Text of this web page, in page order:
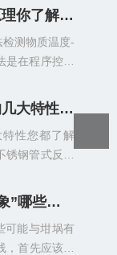
热重分析仪的热重法原理你了解吗？
检测物质温度-
在程序控温
有升华、汽
，被测的物
重曲线就不是
热重曲线，就
多少物质。
中的5个结晶
催化剂反应评价装置的几大特性您都了解吗？
性您都了解
钢管式反应
可用于加氢等
进程动力学及
可用于催化裂
氧化反响。其
DSC曲线上出现的“假象”哪些可能与坩埚有关？
可能与坩埚有
首先应该检